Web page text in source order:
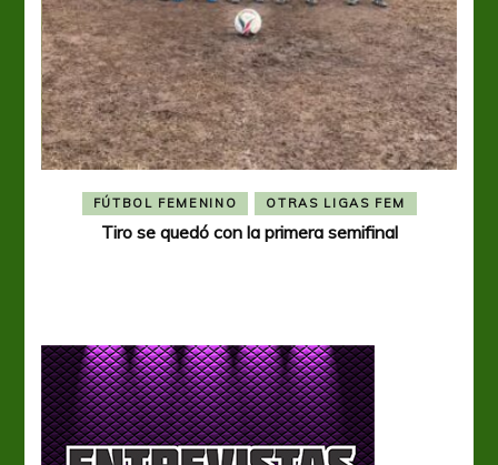
FÚTBOL FEMENINO OTRAS LIGAS FEM
Tiro se quedó con la primera semifinal